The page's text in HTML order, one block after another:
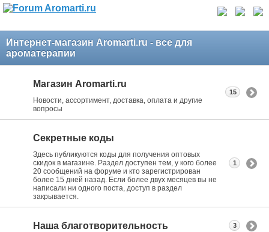
Интернет-магазин Aromarti.ru - все для
ароматерапии
Магазин Aromarti.ru
Новости, ассортимент, доставка, оплата и другие
вопросы
15
Секретные коды
Здесь публикуются коды для получения оптовых
скидок в магазине. Раздел доступен тем, у кого более
20 сообщений на форуме и кто зарегистрирован
более 15 дней назад. Если более двух месяцев вы не
написали ни одного поста, доступ в раздел
закрывается.
1
Наша благотворительность 3